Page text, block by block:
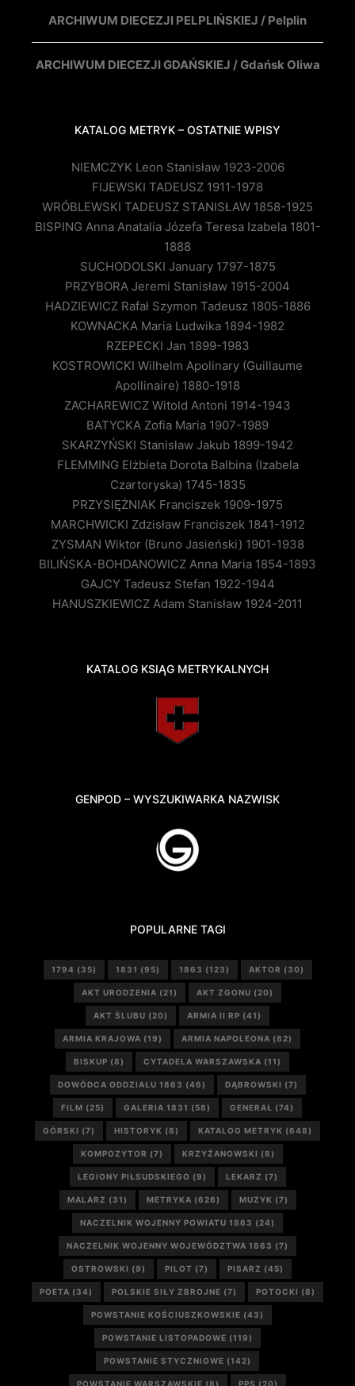
ARCHIWUM DIECEZJI PELPLIŃSKIEJ / Pelplin
ARCHIWUM DIECEZJI GDAŃSKIEJ / Gdańsk Oliwa
KATALOG METRYK – OSTATNIE WPISY
NIEMCZYK Leon Stanisław 1923-2006
FIJEWSKI TADEUSZ 1911-1978
WRÓBLEWSKI TADEUSZ STANISŁAW 1858-1925
BISPING Anna Anatalia Józefa Teresa Izabela 1801-
1888
SUCHODOLSKI January 1797-1875
PRZYBORA Jeremi Stanisław 1915-2004
HADZIEWICZ Rafał Szymon Tadeusz 1805-1886
KOWNACKA Maria Ludwika 1894-1982
RZEPECKI Jan 1899-1983
KOSTROWICKI Wilhelm Apolinary (Guillaume
Apollinaire) 1880-1918
ZACHAREWICZ Witold Antoni 1914-1943
BATYCKA Zofia Maria 1907-1989
SKARZYŃSKI Stanisław Jakub 1899-1942
FLEMMING Elżbieta Dorota Balbina (Izabela
Czartoryska) 1745-1835
PRZYSIĘŻNIAK Franciszek 1909-1975
MARCHWICKI Zdzisław Franciszek 1841-1912
ZYSMAN Wiktor (Bruno Jasieński) 1901-1938
BILIŃSKA-BOHDANOWICZ Anna Maria 1854-1893
GAJCY Tadeusz Stefan 1922-1944
HANUSZKIEWICZ Adam Stanisław 1924-2011
KATALOG KSIĄG METRYKALNYCH
GENPOD – WYSZUKIWARKA NAZWISK
POPULARNE TAGI
1794 (35) 1831 (95) 1863 (123) AKTOR (30)
AKT URODZENIA (21) AKT ZGONU (20)
AKT ŚLUBU (20) ARMIA II RP (41)
ARMIA KRAJOWA (19) ARMIA NAPOLEONA (82)
BISKUP (8) CYTADELA WARSZAWSKA (11)
DOWÓDCA ODDZIAŁU 1863 (46) DĄBROWSKI (7)
FILM (25) GALERIA 1831 (58) GENERAŁ (74)
GÓRSKI (7) HISTORYK (8) KATALOG METRYK (648)
KOMPOZYTOR (7) KRZYŻANOWSKI (8)
LEGIONY PIŁSUDSKIEGO (9) LEKARZ (7)
MALARZ (31) METRYKA (626) MUZYK (7)
NACZELNIK WOJENNY POWIATU 1863 (24)
NACZELNIK WOJENNY WOJEWÓDZTWA 1863 (7)
OSTROWSKI (9) PILOT (7) PISARZ (45)
POETA (34) POLSKIE SIŁY ZBROJNE (7) POTOCKI (8)
POWSTANIE KOŚCIUSZKOWSKIE (43)
POWSTANIE LISTOPADOWE (119)
POWSTANIE STYCZNIOWE (142)
POWSTANIE WARSZAWSKIE (8) PPS (20)